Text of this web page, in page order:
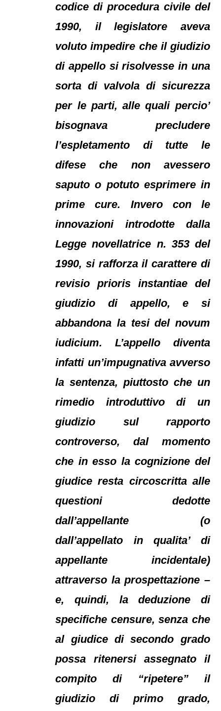
codice di procedura civile del
1990, il legislatore aveva
voluto impedire che il giudizio
di appello si risolvesse in una
sorta di valvola di sicurezza
per le parti, alle quali percio’
bisognava precludere
l’espletamento di tutte le
difese che non avessero
saputo o potuto esprimere in
prime cure. Invero con le
innovazioni introdotte dalla
Legge novellatrice n. 353 del
1990, si rafforza il carattere di
revisio prioris instantiae del
giudizio di appello, e si
abbandona la tesi del novum
iudicium. L’appello diventa
infatti un’impugnativa avverso
la sentenza, piuttosto che un
rimedio introduttivo di un
giudizio sul rapporto
controverso, dal momento
che in esso la cognizione del
giudice resta circoscritta alle
questioni dedotte
dall’appellante (o
dall’appellato in qualita’ di
appellante incidentale)
attraverso la prospettazione –
e, quindi, la deduzione di
specifiche censure, senza che
al giudice di secondo grado
possa ritenersi assegnato il
compito di “ripetere” il
giudizio di primo grado,